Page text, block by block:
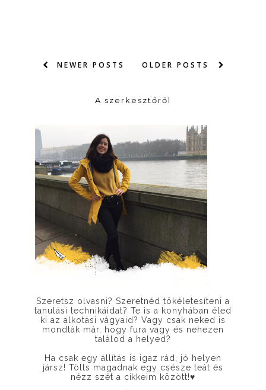
NEWER POSTS OLDER POSTS
A szerkesztőről
Szeretsz olvasni? Szeretnéd tökéletesíteni a
tanulási technikáidat? Te is a konyhában éled
ki az alkotási vágyaid? Vagy csak neked is
mondták már, hogy fura vagy és nehezen
találod a helyed?
Ha csak egy állítás is igaz rád, jó helyen
jársz! Tölts magadnak egy csésze teát és
nézz szét a cikkeim között!♥